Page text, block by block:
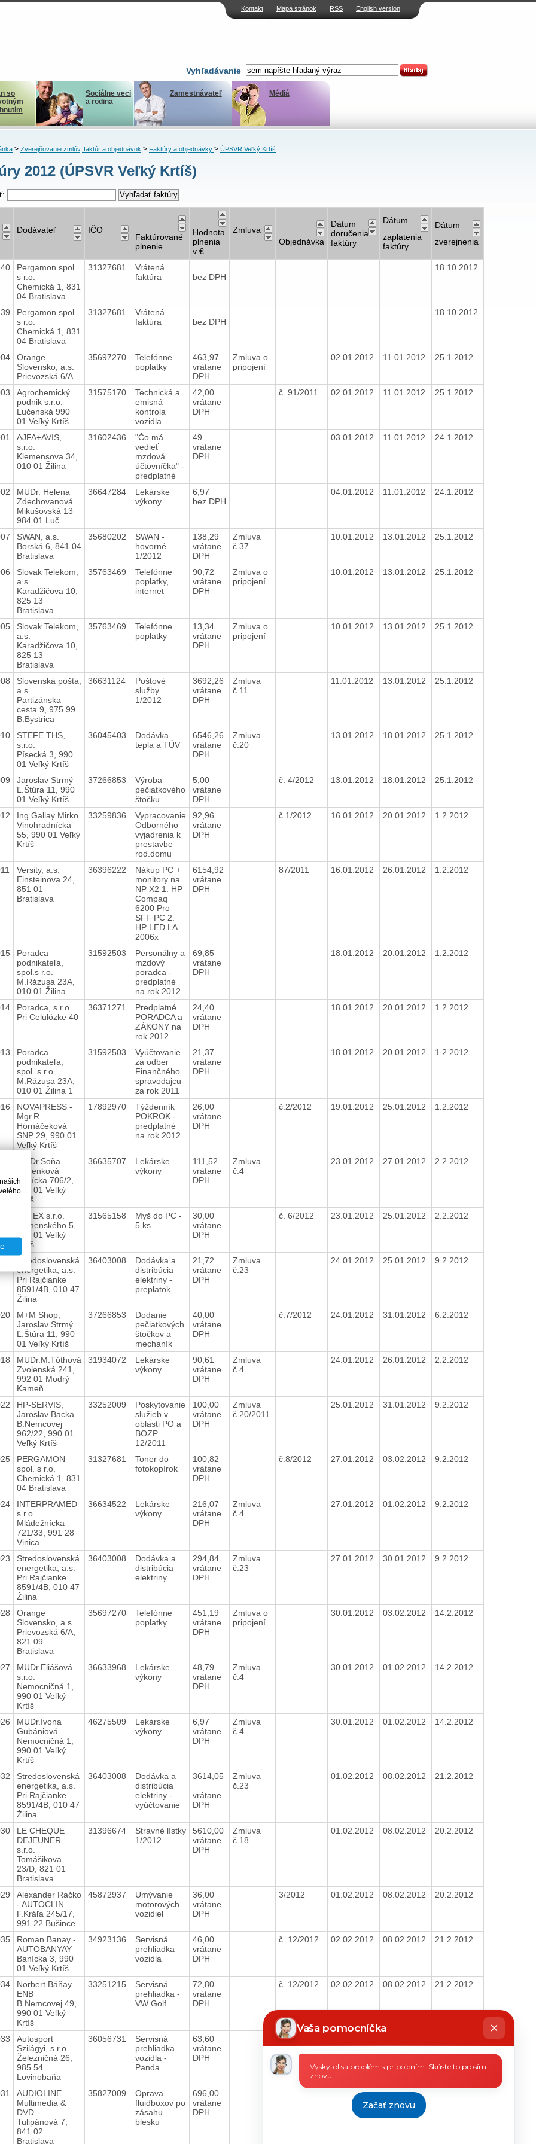
Kontakt Mapa stránok RSS English version
Vyhľadávanie
so
Sociálne veci
a rodina
Zamestnávateľ Médiá
> Zverejňovanie zmlúv, faktúr a objednávok> Faktúry a objednávky > ÚPSVR Veľký Krtíš
2012 (ÚPSVR Veľký Krtíš)
Dodávateľ IČO
Faktúrované
plnenie
Hodnota
plnenia
v €
Zmluva
Objednávka
Dátum
doručenia
faktúry
Dátum
zaplatenia
faktúry
Dátum
zverejnenia
Pergamon spol.
s r.o.
Chemická 1, 831
04 Bratislava
31327681
Vrátená
faktúra
bez DPH
18.10.2012
Pergamon spol.
s r.o.
Chemická 1, 831
04 Bratislava
31327681
Vrátená
faktúra
bez DPH
18.10.2012
Orange
Slovensko, a.s.
Prievozská 6/A
35697270
Telefónne
poplatky
463,97
vrátane
DPH
Zmluva o
pripojení
02.01.2012 11.01.2012 25.1.2012
Agrochemický
podnik s.r.o.
Lučenská 990
01 Veľký Krtíš
31575170
Technická a
emisná
kontrola
vozidla
42,00
vrátane
DPH
č. 91/2011 02.01.2012 11.01.2012 25.1.2012
AJFA+AVIS,
s.r.o.
Klemensova 34,
010 01 Žilina
31602436
"Čo má
vedieť
mzdová
účtovníčka" -
predplatné
49
vrátane
DPH
03.01.2012 11.01.2012 24.1.2012
MUDr. Helena
Zdechovanová
Mikušovská 13
984 01 Luč
36647284
Lekárske
výkony
6,97
bez DPH
04.01.2012 11.01.2012 24.1.2012
SWAN, a.s.
Borská 6, 841 04
Bratislava
35680202
SWAN -
hovorné
1/2012
138,29
vrátane
DPH
Zmluva
č.37
10.01.2012 13.01.2012 25.1.2012
Slovak Telekom,
a.s.
Karadžičova 10,
825 13
Bratislava
35763469
Telefónne
poplatky,
internet
90,72
vrátane
DPH
Zmluva o
pripojení
10.01.2012 13.01.2012 25.1.2012
Slovak Telekom,
a.s.
Karadžičova 10,
825 13
Bratislava
35763469
Telefónne
poplatky
13,34
vrátane
DPH
Zmluva o
pripojení
10.01.2012 13.01.2012 25.1.2012
Slovenská pošta,
a.s.
Partizánska
cesta 9, 975 99
B.Bystrica
36631124
Poštové
služby
1/2012
3692,26
vrátane
DPH
Zmluva
č.11
11.01.2012 13.01.2012 25.1.2012
STEFE THS,
s.r.o.
Písecká 3, 990
01 Veľký Krtíš
36045403
Dodávka
tepla a TÚV
6546,26
vrátane
DPH
Zmluva
č.20
13.01.2012 18.01.2012 25.1.2012
Jaroslav Strmý
Ľ.Štúra 11, 990
01 Veľký Krtíš
37266853
Výroba
pečiatkového
štočku
5,00
vrátane
DPH
č. 4/2012 13.01.2012 18.01.2012 25.1.2012
Ing.Gallay Mirko
Vinohradnícka
55, 990 01 Veľký
Krtíš
33259836
Vypracovanie
Odborného
vyjadrenia k
prestavbe
rod.domu
92,96
vrátane
DPH
č.1/2012 16.01.2012 20.01.2012 1.2.2012
Versity, a.s.
Einsteinova 24,
851 01
Bratislava
36396222
Nákup PC +
monitory na
NP X2 1. HP
Compaq
6200 Pro
SFF PC 2.
HP LED LA
2006x
6154,92
vrátane
DPH
87/2011 16.01.2012 26.01.2012 1.2.2012
Poradca
podnikateľa,
spol.s r.o.
M.Rázusa 23A,
010 01 Žilina
31592503
Personálny a
mzdový
poradca -
predplatné
na rok 2012
69,85
vrátane
DPH
18.01.2012 20.01.2012 1.2.2012
Poradca, s.r.o.
Pri Celulózke 40
36371271
Predplatné
PORADCA a
ZÁKONY na
rok 2012
24,40
vrátane
DPH
18.01.2012 20.01.2012 1.2.2012
Poradca
podnikateľa,
spol. s r.o.
M.Rázusa 23A,
010 01 Žilina 1
31592503
Vyúčtovanie
za odber
Finančného
spravodajcu
za rok 2011
21,37
vrátane
DPH
18.01.2012 20.01.2012 1.2.2012
NOVAPRESS -
Mgr.R.
Hornáčeková
SNP 29, 990 01
Veľký Krtíš
17892970
Týždenník
POKROK -
predplatné
na rok 2012
26,00
vrátane
DPH
č.2/2012 19.01.2012 25.01.2012 1.2.2012
MUDr.Soňa
Panenková
Banícka 706/2,
990 01 Veľký
Krtíš
36635707
Lekárske
výkony
111,52
vrátane
DPH
Zmluva
č.4
23.01.2012 27.01.2012 2.2.2012
DATEX s.r.o.
Komenského 5,
990 01 Veľký
Krtíš
31565158
Myš do PC -
5 ks
30,00
vrátane
DPH
č. 6/2012 23.01.2012 25.01.2012 2.2.2012
Stredoslovenská
energetika, a.s.
Pri Rajčianke
8591/4B, 010 47
Žilina
36403008
Dodávka a
distribúcia
elektriny -
preplatok
21,72
vrátane
DPH
Zmluva
č.23
24.01.2012 25.01.2012 9.2.2012
M+M Shop,
Jaroslav Strmý
Ľ.Štúra 11, 990
01 Veľký Krtíš
37266853
Dodanie
pečiatkových
štočkov a
mechaník
40,00
vrátane
DPH
č.7/2012 24.01.2012 31.01.2012 6.2.2012
MUDr.M.Tóthová
Zvolenská 241,
992 01 Modrý
Kameň
31934072
Lekárske
výkony
90,61
vrátane
DPH
Zmluva
č.4
24.01.2012 26.01.2012 2.2.2012
HP-SERVIS,
Jaroslav Backa
B.Nemcovej
962/22, 990 01
Veľký Krtíš
33252009
Poskytovanie
služieb v
oblasti PO a
BOZP
12/2011
100,00
vrátane
DPH
Zmluva
č.20/2011
25.01.2012 31.01.2012 9.2.2012
PERGAMON
spol. s r.o.
Chemická 1, 831
04 Bratislava
31327681
Toner do
fotokopírok
100,82
vrátane
DPH
č.8/2012 27.01.2012 03.02.2012 9.2.2012
INTERPRAMED
s.r.o.
Mládežnícka
721/33, 991 28
Vinica
36634522
Lekárske
výkony
216,07
vrátane
DPH
Zmluva
č.4
27.01.2012 01.02.2012 9.2.2012
Stredoslovenská
energetika, a.s.
Pri Rajčianke
8591/4B, 010 47
Žilina
36403008
Dodávka a
distribúcia
elektriny
294,84
vrátane
DPH
Zmluva
č.23
27.01.2012 30.01.2012 9.2.2012
Orange
Slovensko, a.s.
Prievozská 6/A,
821 09
Bratislava
35697270
Telefónne
poplatky
451,19
vrátane
DPH
Zmluva o
pripojení
30.01.2012 03.02.2012 14.2.2012
MUDr.Eliášová
s.r.o.
Nemocničná 1,
990 01 Veľký
Krtíš
36633968
Lekárske
výkony
48,79
vrátane
DPH
Zmluva
č.4
30.01.2012 01.02.2012 14.2.2012
MUDr.Ivona
Gubániová
Nemocničná 1,
990 01 Veľký
Krtíš
46275509
Lekárske
výkony
6,97
vrátane
DPH
Zmluva
č.4
30.01.2012 01.02.2012 14.2.2012
Stredoslovenská
energetika, a.s.
Pri Rajčianke
8591/4B, 010 47
Žilina
36403008
Dodávka a
distribúcia
elektriny -
vyúčtovanie
3614,05
vrátane
DPH
Zmluva
č.23
01.02.2012 08.02.2012 21.2.2012
LE CHEQUE
DEJEUNER
s.r.o.
Tomášikova
23/D, 821 01
Bratislava
31396674
Stravné lístky
1/2012
5610,00
vrátane
DPH
Zmluva
č.18
01.02.2012 08.02.2012 20.2.2012
Alexander Račko
- AUTOCLIN
F.Kráľa 245/17,
991 22 Bušince
45872937
Umývanie
motorových
vozidiel
36,00
vrátane
DPH
3/2012 01.02.2012 08.02.2012 20.2.2012
Roman Banay -
AUTOBANYAY
Banícka 3, 990
01 Veľký Krtíš
34923136
Servisná
prehliadka
vozidla
46,00
vrátane
DPH
č. 12/2012 02.02.2012 08.02.2012 21.2.2012
Norbert Báňay
ENB
B.Nemcovej 49,
990 01 Veľký
Krtíš
33251215
Servisná
prehliadka -
VW Golf
72,80
vrátane
DPH
č. 12/2012 02.02.2012 08.02.2012 21.2.2012
Autosport
Szilágyi, s.r.o.
Železničná 26,
985 54
Lovinobaňa
36056731
Servisná
prehliadka
vozidla -
Panda
63,60
vrátane
DPH
č. 9/2012
AUDIOLINE
Multimedia &
DVD
Tulipánová 7,
841 02
Bratislava
35827009
Oprava
fluidboxov po
zásahu
blesku
696,00
vrátane
DPH
02.02.2012 08.02.2012
Vaša pomocníčka
Chatbot
píše
Vyskytol sa problém s pripojením. Skúste to prosím
znovu.
Začať znovu